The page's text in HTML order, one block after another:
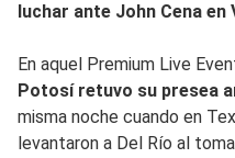
luchar ante John Cena en
En aquel Premium Live
Potosí retuvo su presea
misma noche cuando en
levantaron a Del Río al